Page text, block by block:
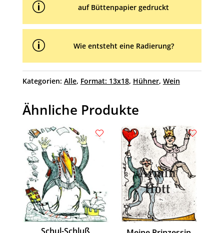
p auf Büttenpapier gedruckt
p Wie entsteht eine Radierung?
Kategorien: Alle, Format: 13x18, Hühner, Wein
Ähnliche Produkte